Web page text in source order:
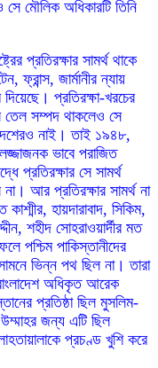
মৌলিক অধিকারটি তিনি
প্রতিরক্ষার সামর্থ থাকে
ফ্রান্স, জার্মানীর ন্যায়
প্রতিরক্ষা-খরচের
তেল সম্পদ থাকলেও সে
নাই। তাই ১৯৪৮,
ভাবে পরাজিত
প্রতিরক্ষার সে সামর্থ
আর প্রতিরক্ষার সামর্থ না
হায়দারাবাদ, সিকিম,
শহীদ সোহরাওয়ার্দীর মত
পশ্চিম পাকিস্তানীদের
ভিন্ন পথ ছিল না। তারা
অধিকৃত আরেক
প্রতিষ্ঠা ছিল মুসলিম-
জন্য এটি ছিল
প্রচণ্ড খুশি করে